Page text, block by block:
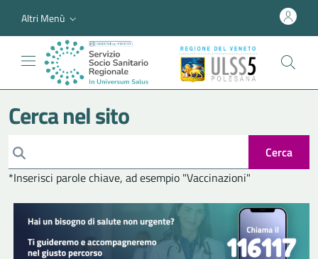
Altri Menù
Cerca nel sito
Cerca
*Inserisci parole chiave, ad esempio "Vaccinazioni"